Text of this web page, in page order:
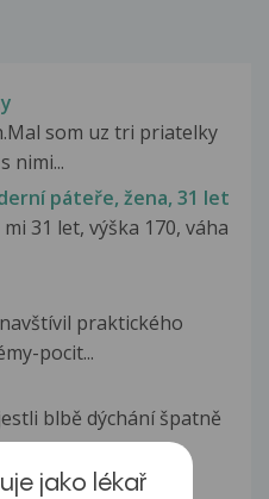
som uz tri priatelky
nimi...
páteře, žena, 31 let
31 let, výška 170, váha
praktického
pocit...
blbě dýchání špatně
hybnosti
jako lékař